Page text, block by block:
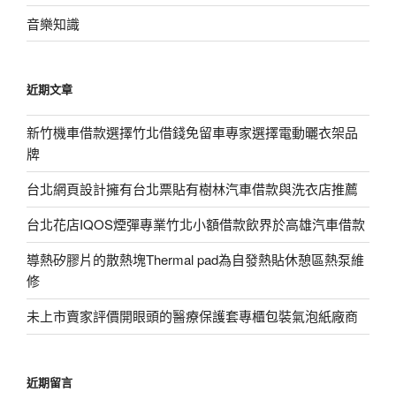
音樂知識
近期文章
新竹機車借款選擇竹北借錢免留車專家選擇電動曬衣架品
牌
台北網頁設計擁有台北票貼有樹林汽車借款與洗衣店推薦
台北花店IQOS煙彈專業竹北小額借款飲界於高雄汽車借款
導熱矽膠片的散熱塊Thermal pad為自發熱貼休憩區熱泵維
修
未上市賣家評價開眼頭的醫療保護套專櫃包裝氣泡紙廠商
近期留言